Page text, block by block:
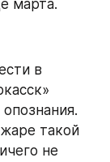
марта.
в
такой
не